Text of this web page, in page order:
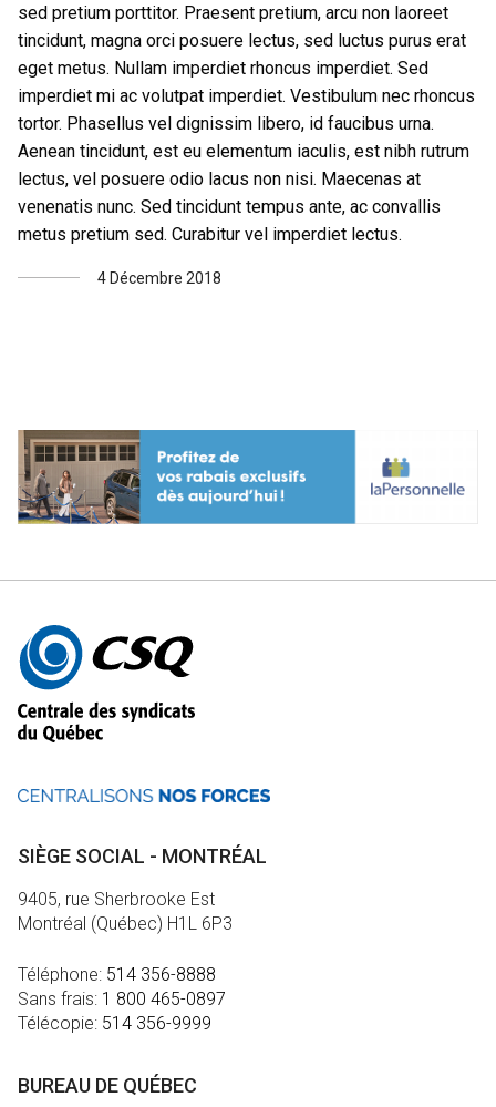
sed pretium porttitor. Praesent pretium, arcu non laoreet
tincidunt, magna orci posuere lectus, sed luctus purus erat
eget metus. Nullam imperdiet rhoncus imperdiet. Sed
imperdiet mi ac volutpat imperdiet. Vestibulum nec rhoncus
tortor. Phasellus vel dignissim libero, id faucibus urna.
Aenean tincidunt, est eu elementum iaculis, est nibh rutrum
lectus, vel posuere odio lacus non nisi. Maecenas at
venenatis nunc. Sed tincidunt tempus ante, ac convallis
metus pretium sed. Curabitur vel imperdiet lectus.
4 Décembre 2018
Autres
informations
SIÈGE SOCIAL - MONTRÉAL
9405, rue Sherbrooke Est
Montréal (Québec) H1L 6P3
Téléphone: 514 356-8888
Sans frais: 1 800 465-0897
Télécopie: 514 356-9999
BUREAU DE QUÉBEC